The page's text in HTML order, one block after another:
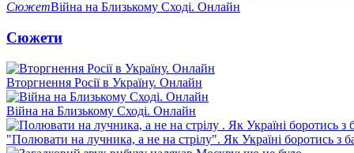
СюжетВійна на Близькому Сході. Онлайн
Сюжети
Вторгнення Росії в Україну. Онлайн
Війна на Близькому Сході. Онлайн
"Полювати на лучника, а не на стрілу". Як Україні боротись з